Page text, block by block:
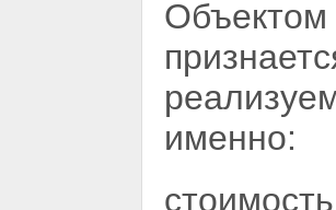
Объектом
именно: